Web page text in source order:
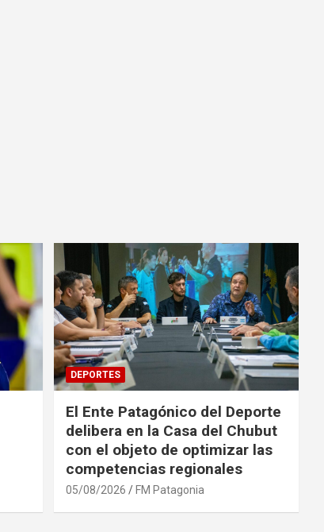
DEPORTES
El Ente Patagónico del Deporte
delibera en la Casa del Chubut
con el objeto de optimizar las
competencias regionales
05/08/2026 FM Patagonia